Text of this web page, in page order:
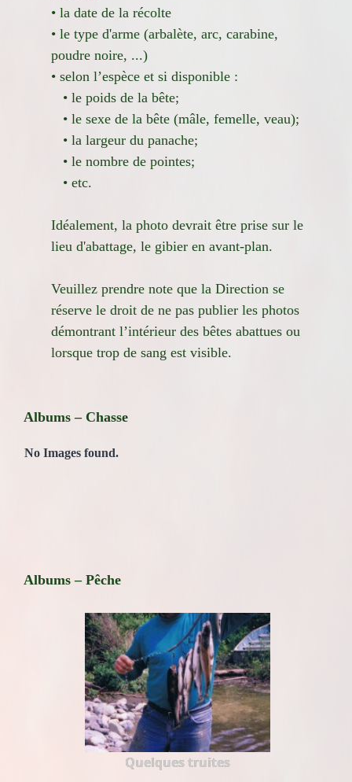
• la date de la récolte
• le type d'arme (arbalète, arc, carabine,
poudre noire, ...)
• selon l’espèce et si disponible :
• le poids de la bête;
• le sexe de la bête (mâle, femelle, veau);
• la largeur du panache;
• le nombre de pointes;
• etc.
Idéalement, la photo devrait être prise sur le
lieu d'abattage, le gibier en avant-plan.
Veuillez prendre note que la Direction se
réserve le droit de ne pas publier les photos
démontrant l’intérieur des bêtes abattues ou
lorsque trop de sang est visible.
Albums – Chasse
No Images found.
Albums – Pêche
Quelques truites